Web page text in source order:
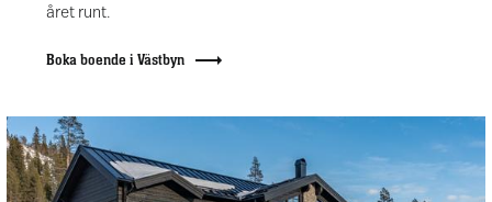
året runt.
Boka boende i Västbyn